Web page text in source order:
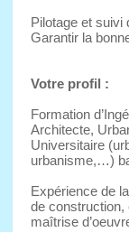
Pilotage et suivi
Garantir la
Votre profil :
Formation
Architecte,
Universitaire
urbanisme,…)
Expérience de
de construction,
maîtrise